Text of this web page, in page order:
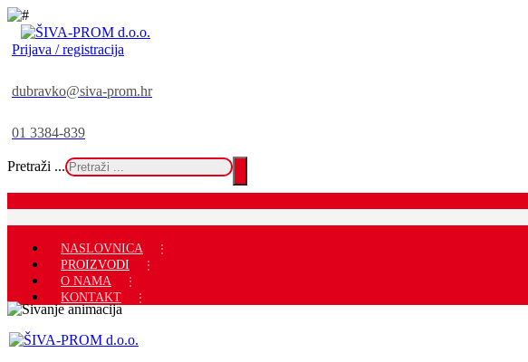
Prijava / registracija
dubravko@siva-prom.hr
01 3384-839
Pretraži ...
NASLOVNICA
PROIZVODI
O NAMA
KONTAKT